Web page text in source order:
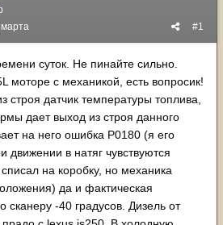
#1
суток. Не пинайте сильно.
моторе с механикой, есть вопросик!
строя датчик температуры топлива,
дает выход из строя данного
на него ошибка P0180 (я его
в натяг чувствуются
на коробку, но механика
да и фактическая
сканеру -40 градусов. Дизель от